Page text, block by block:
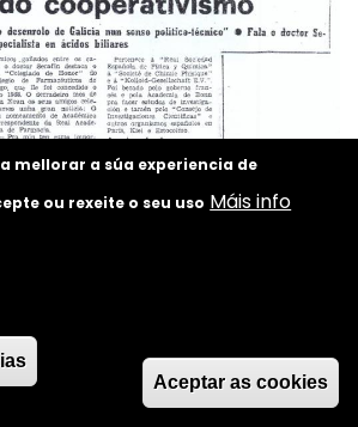
mellorar a súa experiencia de
ou rexeite o seu uso Máis info
Aceptar as cookies